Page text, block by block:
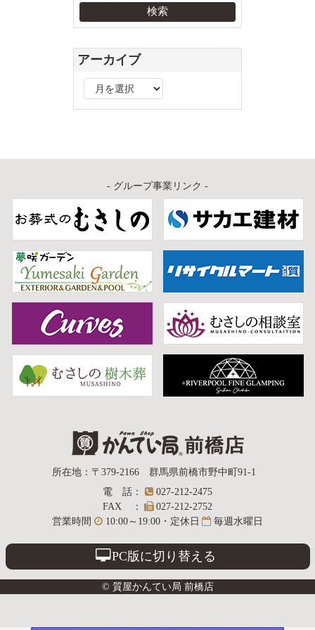
アーカイブ
ー
- グループ事業リンク -
質屋かんてい局
前橋店
所在地 ： 〒379-2166群馬県前橋市野中町91-1
電話 ：
027-212-2475
FAX
：
027-212-2752
営業時間
10:00～19:00・定休日 毎週水曜日
PC版に切り替える
© 質屋かんてい局 前橋店